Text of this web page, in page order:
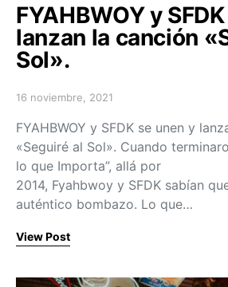
FYAHBWOY y
lanzan la canción
Sol».
Posted on
16 noviembre, 2021
FYAHBWOY y SFDK se unen y
«Seguiré al Sol». Cuando
lo que Importa”, allá por
2014, Fyahbwoy y SFDK sabían
auténtico bombazo. Lo que…
View Post